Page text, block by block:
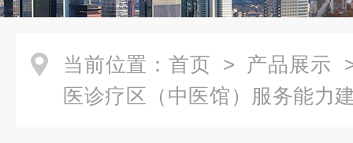
当前位置： 首页 > 产品展示
医诊疗区（中医馆）服务能力